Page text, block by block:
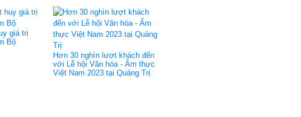
giá trị
Bộ
Hơn 30 nghìn lượt khách đến
với Lễ hội Văn hóa - Ẩm thực
Việt Nam 2023 tại Quảng Trị